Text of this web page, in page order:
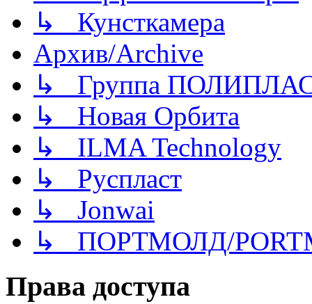
↳ Кунсткамера
Архив/Archive
↳ Группа
↳ Новая Орбита
↳ ILMA Technology
↳ Руспласт
↳ Jonwai
↳ ПОРТМОЛД/
Права доступа